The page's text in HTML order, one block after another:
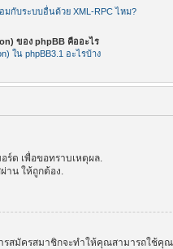
มกับระบบอื่นด้วย XML-RPC ไหม?
ของ phpBB คืออะไร
ใน phpBB3.1 อะไรบ้าง
ร์ด เพื่อขอทราบเหตุผล.
าน ให้ถูกต้อง.
สมัครสมาชิกจะทำให้คุณสามารถใช้คุ